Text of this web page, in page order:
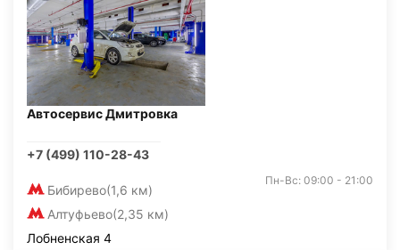
Автосервис Дмитровка
+7 (499) 110-28-43
Бибирево(1,6 км)
Алтуфьево(2,35 км)
Пн-Вс: 09:00 - 21:00
Лобненская 4